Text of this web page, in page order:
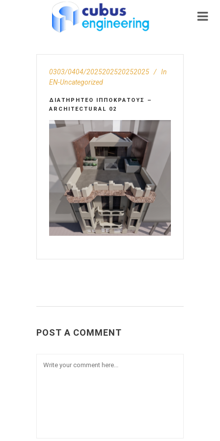
0303/0404/2025202520252025
In
EN-Uncategorized
ΔΙΑΤΗΡΗΤΈΟ ΙΠΠΟΚΡΆΤΟΥΣ –
ARCHITECTURAL 02
POST A COMMENT